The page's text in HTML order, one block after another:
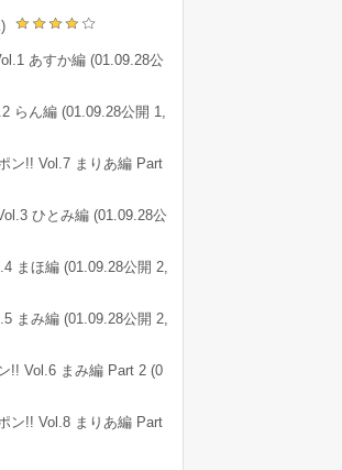
あすか編 (01.09.28公
らん編 (01.09.28公開 1,
ン!! Vol.7 まりあ編 Part
ひとみ編 (01.09.28公
まほ編 (01.09.28公開 2,
まみ編 (01.09.28公開 2,
!! Vol.6 まみ編 Part 2 (0
ン!! Vol.8 まりあ編 Part